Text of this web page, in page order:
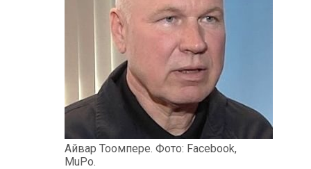
Айвар Тоомпере. Фото: Facebook,
MuPo.